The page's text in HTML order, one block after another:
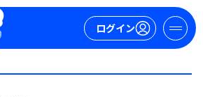
ログイン